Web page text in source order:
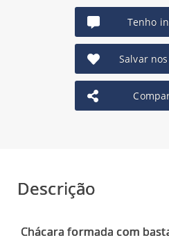
Tenho
Salvar
Descrição
Chácara formada com